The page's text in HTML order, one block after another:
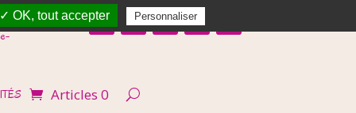
Articles 0
OK, tout accepter Personnaliser